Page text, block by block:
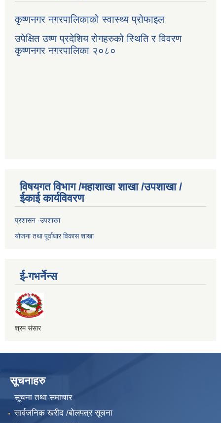
कृष्णनगर नगरपालिकाको स्वास्थ्य प्रोफाइल
उपेक्षित उष्ण प्रदेशिय रोगहरुको स्थिति र विवरण
कृष्णनगर नगरपालिका २०८०
विषयगत विभाग /महाशाखा शाखा /उपशाखा /
ईकाई कार्यविवरण
प्रशासन -उपशाखा
योजना तथा पूर्वाधार विकास शाखा
ई-गभर्नेन्स
श्रम संसार
सूचनाहरु
सूचना तथा समाचार
सार्वजनिक खरीद /बोलपत्र सूचना